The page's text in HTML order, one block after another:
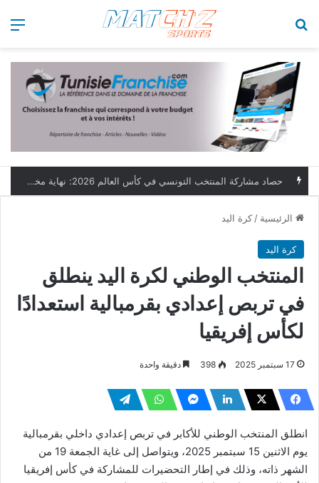
الرئيسية / كرة اليد
كرة اليد
المنتخب الوطني لكرة اليد ينطلق
في تربص إعدادي بقرمبالية استعدادًا
لكأس إفريقيا
17 سبتمبر 2025 398 دقيقة واحدة
انطلق المنتخب الوطني للأكابر في تربص إعدادي داخلي بقرمبالية
يوم الاثنين 15 سبتمبر 2025، ويتواصل إلى غاية الجمعة 19 من
الشهر ذاته، وذلك في إطار التحضيرات للمشاركة في كأس إفريقيا